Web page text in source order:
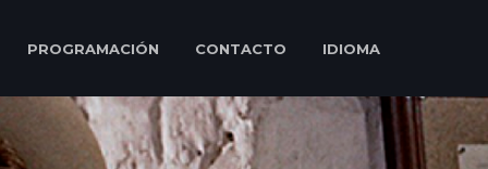
PROGRAMACIÓN CONTACTO IDIOMA